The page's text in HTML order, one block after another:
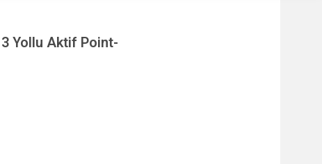
Yollu Aktif Point-